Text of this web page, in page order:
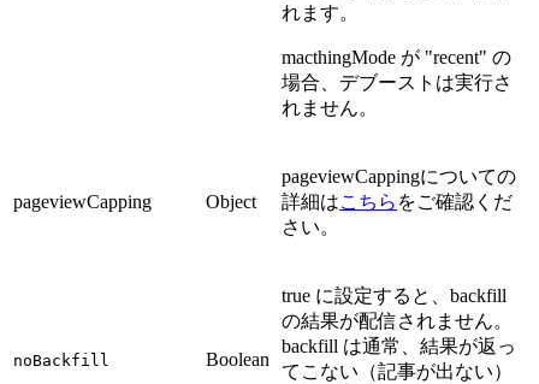
れます。
macthingMode が "recent" の
場合、デブーストは実行さ
れません。
pageviewCapping Object
pageviewCappingについての
詳細はこちら をご確認くだ
さい。
noBackfill Boolean
true に設定すると、backfill
の結果が配信されません。
backfill は通常、結果が返っ
てこない（記事が出ない）